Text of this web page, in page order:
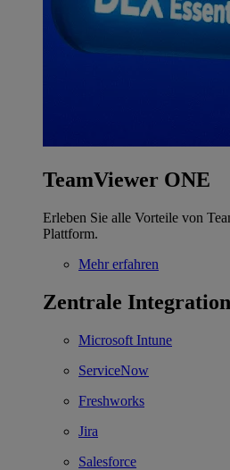
TeamViewer ONE
Erleben Sie alle Vorteile von
Plattform.
Mehr erfahren
Zentrale
Microsoft Intune
ServiceNow
Freshworks
Jira
Salesforce